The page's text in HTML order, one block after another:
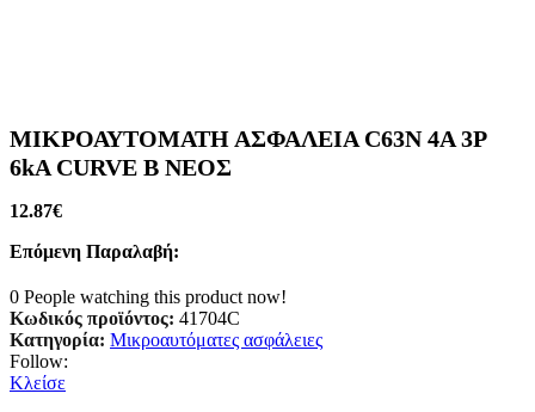
ΜΙΚΡΟΑΥΤΟΜΑΤΗ ΑΣΦΑΛΕΙΑ C63N 4A 3P
6kA CURVE B ΝΕΟΣ
12.87€
Επόμενη Παραλαβή:
0 People watching this product now!
Κωδικός προϊόντος: 41704C
Κατηγορία: Μικροαυτόματες ασφάλειες
Follow:
Κλείσε